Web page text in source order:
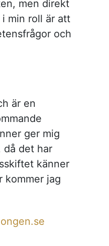
men direkt
min roll är att
och
är en
ger mig
då det har
känner
kommer jag